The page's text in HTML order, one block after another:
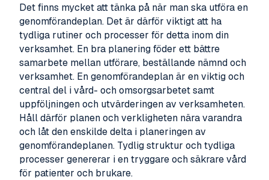
Det finns mycket att tänka på när man ska utföra en
genomförandeplan. Det är därför viktigt att ha
tydliga rutiner och processer för detta inom din
verksamhet. En bra planering föder ett bättre
samarbete mellan utförare, beställande nämnd och
verksamhet. En genomförandeplan är en viktig och
central del i vård- och omsorgsarbetet samt
uppföljningen och utvärderingen av verksamheten.
Håll därför planen och verkligheten nära varandra
och låt den enskilde delta i planeringen av
genomförandeplanen. Tydlig struktur och tydliga
processer genererar i en tryggare och säkrare vård
för patienter och brukare.